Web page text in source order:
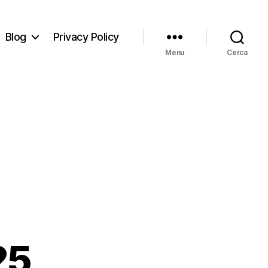
Blog Privacy Policy
Menu Cerca